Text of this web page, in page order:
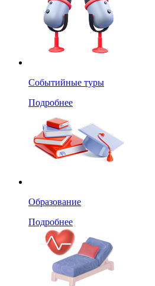
Событийные туры
Подробнее
Образование
Подробнее